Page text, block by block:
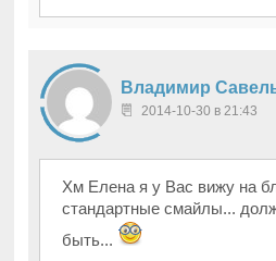
Владимир
2014-10-30 в 21:43
Хм Елена я у Вас вижу на
стандартные смайлы...
быть...